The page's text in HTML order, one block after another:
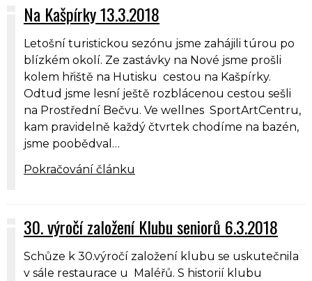
Na Kašpírky 13.3.2018
Letošní turistickou sezónu jsme zahájili túrou po
blízkém okolí. Ze zastávky na Nové jsme prošli
kolem hřiště na Hutisku cestou na Kašpírky.
Odtud jsme lesní ještě rozblácenou cestou sešli
na Prostřední Bečvu. Ve wellnes SportArtCentru,
kam pravidelně každý čtvrtek chodíme na bazén,
jsme poobědval…
Pokračování článku
30. výročí založení Klubu seniorů 6.3.2018
Schůze k 30.výročí založení klubu se uskutečnila
v sále restaurace u Maléřů. S historií klubu